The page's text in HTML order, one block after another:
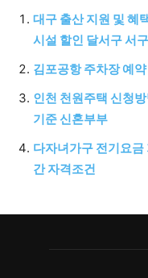
대구 출산 지원 및 혜
시설 할인 달서구 서
김포공항 주차장 예
인천 천원주택 신청
기준 신혼부부
다자녀가구 전기요금
간 자격조건